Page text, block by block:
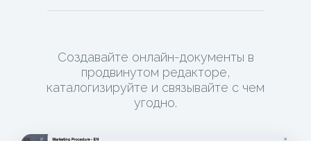
Создавайте онлайн-документы в
продвинутом редакторе,
каталогизируйте и связывайте с чем
угодно.